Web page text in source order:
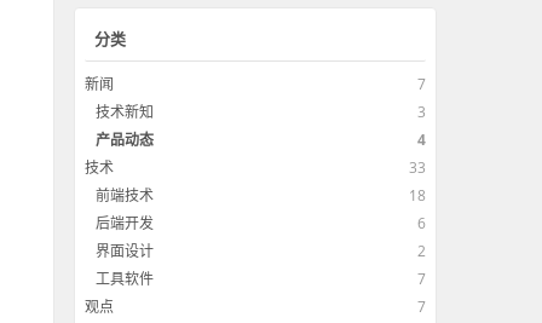
分类
新闻
7
技术新知
3
产品动态
4
技术
33
前端技术
18
后端开发
6
界面设计
2
工具软件
7
观点
7